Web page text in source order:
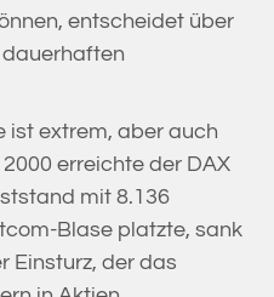
entscheidet über
ist extrem, aber auch
erreichte der DAX
mit 8.136
Blase platzte, sank
Einsturz, der das